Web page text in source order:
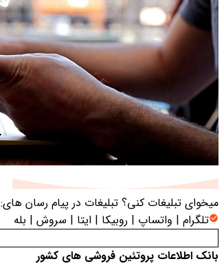
میخوای تبلیغات کنی؟ تبلیغات در پیام رسان های:
تلگرام | واتساپ | روبیکا | ایتا | سروش | بله
بانک اطلاعات پروتئین فروشی های کشور